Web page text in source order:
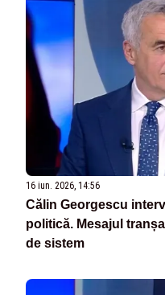
16 iun. 2026, 14:56
Călin Georgescu
politică. Mesajul
de sistem